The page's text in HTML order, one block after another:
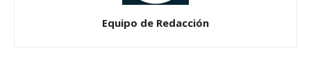
Equipo de Redacción